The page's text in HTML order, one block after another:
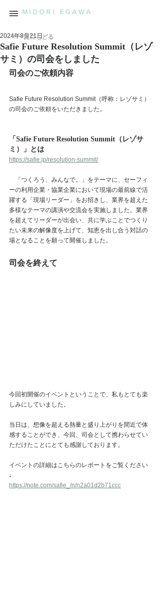
MIDORI EGAWA
Safie Future Resolution Summit（レゾ
サミ）の司会をしました
2024年8月21日
司会のご依頼内容
Safie Future Resolution Summit（呼称：レゾサミ）
の司会のご依頼をいただきました。
「Safie Future Resolution Summit（レゾサ
ミ）」とは
https://safie.jp/resolution-summit/
「つくろう、みんなで。」をテーマに、セーフィ
ーの利用企業・協業企業において現場の最前線で活
躍する「現場リーダー」をお招きし、業界を超えた
多様なテーマの講演や交流会を実施しました。業界
を超えてリーダーが出会い、共に学ぶことでつくり
たい未来の解像度を上げて、知恵を出し合う対話の
場となることを願って開催しました。
司会を終えて
今回初開催のイベントということで、私もとても楽
しみにしていました。
当日は、想像を超える熱量と盛り上がりを間近で体
感することができ、今回、司会として携わらせてい
ただけたことにとても感謝しております。
イベントの詳細はこちらのレポートをご覧ください
♩
https://note.com/safie_/n/n2a01d2b71ccc
＜ 一覧にもどる